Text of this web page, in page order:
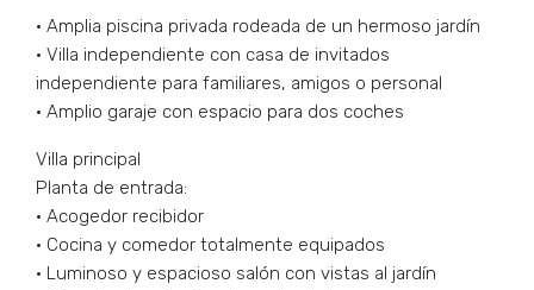
• Amplia piscina privada rodeada de un hermoso jardín
• Villa independiente con casa de invitados
independiente para familiares, amigos o personal
• Amplio garaje con espacio para dos coches
Villa principal
Planta de entrada:
• Acogedor recibidor
• Cocina y comedor totalmente equipados
• Luminoso y espacioso salón con vistas al jardín